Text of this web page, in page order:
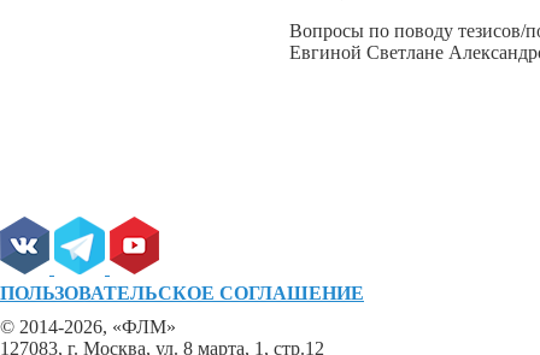
Вопросы по поводу тезисов/
Евгиной Светлане
ПОЛЬЗОВАТЕЛЬСКОЕ СОГЛАШЕНИЕ
© 2014-2026, «ФЛМ»
127083, г. Москва, ул. 8 марта, 1, стр.12